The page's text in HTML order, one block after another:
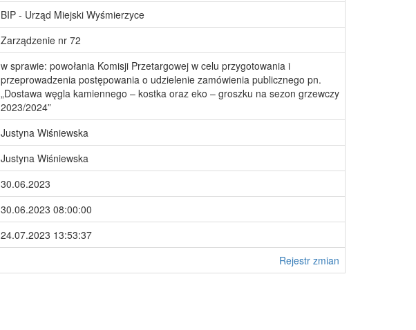
BIP - Urząd Miejski Wyśmierzyce
Zarządzenie nr 72
w sprawie: powołania Komisji Przetargowej w celu przygotowania i
przeprowadzenia postępowania o udzielenie zamówienia publicznego pn.
„Dostawa węgla kamiennego – kostka oraz eko – groszku na sezon grzewczy
2023/2024”
Justyna Wiśniewska
Justyna Wiśniewska
30.06.2023
30.06.2023 08:00:00
24.07.2023 13:53:37
Rejestr zmian